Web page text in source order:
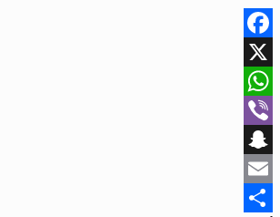
Facebook
X
WhatsApp
Viber
Snapchat
Email